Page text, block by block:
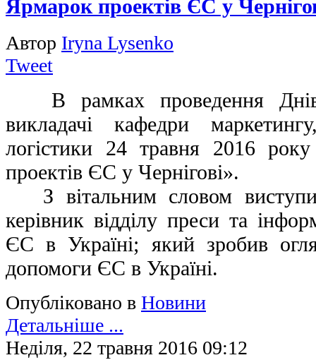
Ярмарок проектів ЄС у
Автор Iryna Lysenko
Tweet
В рамках проведення
викладачі кафедри
логістики 24 травня 2016
проектів ЄС у Чернігові».
З вітальним словом
керівник відділу преси та
ЄС в Україні; який зробив
допомоги ЄС в Україні.
Опубліковано в Новини
Детальніше ...
Неділя, 22 травня 2016 09:12